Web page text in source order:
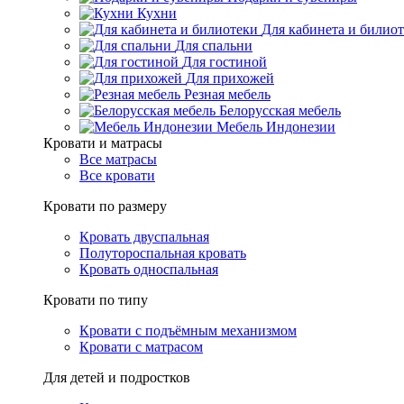
Кухни
Для кабинета и
Для спальни
Для гостиной
Для прихожей
Резная мебель
Белорусская мебель
Мебель Индонезии
Кровати и матрасы
Все матрасы
Все кровати
Кровати по размеру
Кровать двуспальная
Полутороспальная кровать
Кровать односпальная
Кровати по типу
Кровати с подъёмным механизмом
Кровати с матрасом
Для детей и подростков